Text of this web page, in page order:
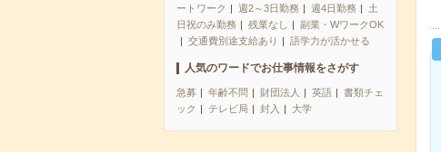
ートワーク
週2～3日勤務 週4日勤務
土
日祝のみ勤務
残業なし
副業・WワークOK
交通費別途支給あり
語学力が活かせる
人気のワードでお仕事情報をさがす
急募 年齢不問 財団法人 英語
書類チェ
ック
テレビ局 封入 大学